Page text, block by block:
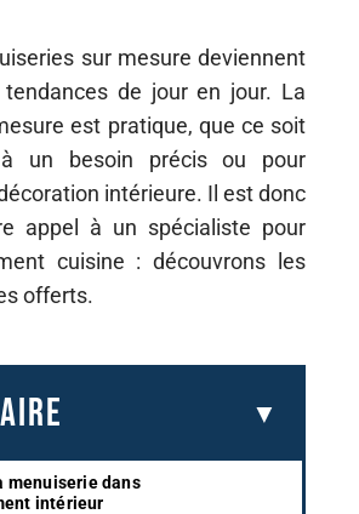
sur mesure deviennent
de jour en jour. La
est pratique, que ce soit
un besoin précis ou pour
intérieure. Il est donc
appel à un spécialiste pour
cuisine : découvrons les
offerts.
menuiserie dans
intérieur